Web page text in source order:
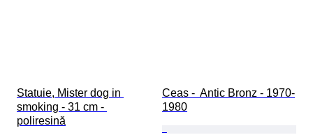
Statuie, Mister dog in
smoking - 31 cm -
poliresină
Ceas -  Antic Bronz - 1970-
1980